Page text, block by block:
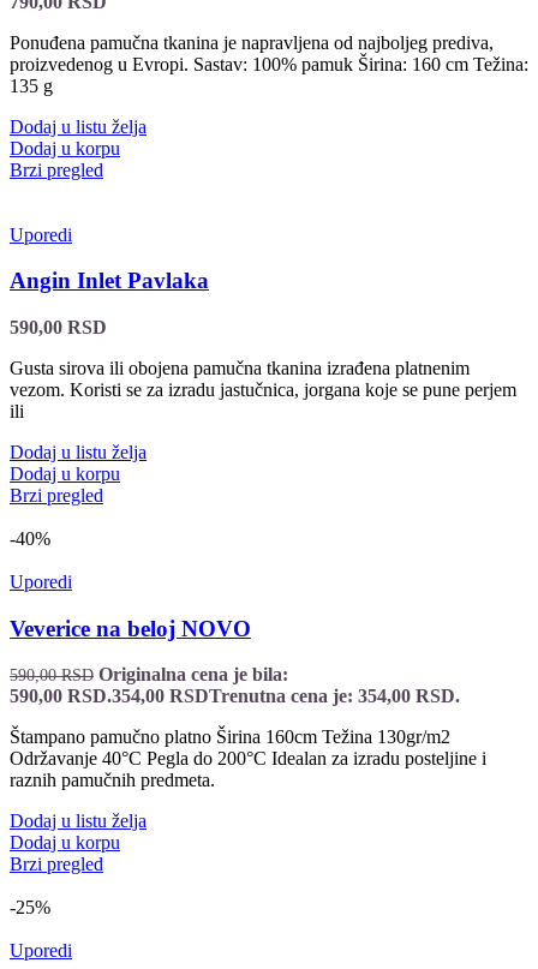
Ponuđena pamučna tkanina je napravljena od najboljeg prediva,
proizvedenog u Evropi. Sastav: 100% pamuk Širina: 160 cm Težina:
135 g
Dodaj u listu želja
Dodaj u korpu
Brzi pregled
Uporedi
Angin Inlet Pavlaka
590,00 RSD
Gusta sirova ili obojena pamučna tkanina izrađena platnenim
vezom. Koristi se za izradu jastučnica, jorgana koje se pune perjem
ili
Dodaj u listu želja
Dodaj u korpu
Brzi pregled
-40%
Uporedi
Veverice na beloj NOVO
590,00RSD Originalna cena je bila:
590,00 RSD.354,00 RSDTrenutna cena je: 354,00 RSD.
Štampano pamučno platno Širina 160cm Težina 130gr/m2
Održavanje 40°C Pegla do 200°C Idealan za izradu posteljine i
raznih pamučnih predmeta.
Dodaj u listu želja
Dodaj u korpu
Brzi pregled
-25%
Uporedi